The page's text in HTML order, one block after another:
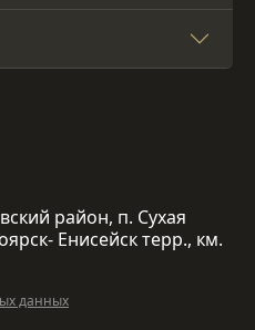
район, п. Сухая
Енисейск терр., км.
данных